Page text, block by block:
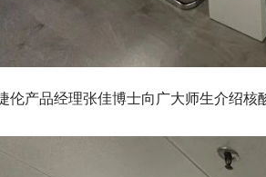
伦产品经理张佳博士向广大师生介绍核